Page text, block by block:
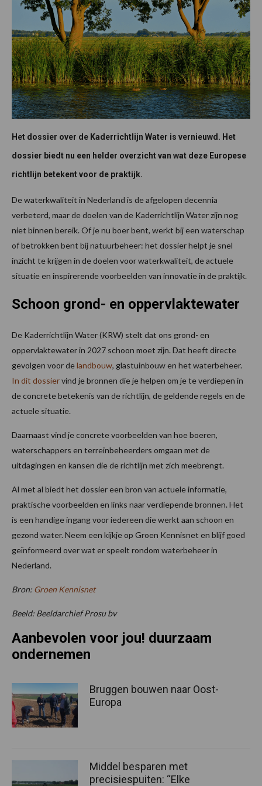
Het dossier over de Kaderrichtlijn Water is vernieuwd. Het
dossier biedt nu een helder overzicht van wat deze Europese
richtlijn betekent voor de praktijk.
De waterkwaliteit in Nederland is de afgelopen decennia
verbeterd, maar de doelen van de Kaderrichtlijn Water zijn nog
niet binnen bereik. Of je nu boer bent, werkt bij een waterschap
of betrokken bent bij natuurbeheer: het dossier helpt je snel
inzicht te krijgen in de doelen voor waterkwaliteit, de actuele
situatie en inspirerende voorbeelden van innovatie in de praktijk.
Schoon grond- en oppervlaktewater
De Kaderrichtlijn Water (KRW) stelt dat ons grond- en
oppervlaktewater in 2027 schoon moet zijn. Dat heeft directe
gevolgen voor delandbouw, glastuinbouw en het waterbeheer.
In dit dossiervind je bronnen die je helpen om je te verdiepen in
de concrete betekenis van de richtlijn, de geldende regels en de
actuele situatie.
Daarnaast vind je concrete voorbeelden van hoe boeren,
waterschappers en terreinbeheerders omgaan met de
uitdagingen en kansen die de richtlijn met zich meebrengt.
Al met al biedt het dossier een bron van actuele informatie,
praktische voorbeelden en links naar verdiepende bronnen. Het
is een handige ingang voor iedereen die werkt aan schoon en
gezond water. Neem een kijkje op Groen Kennisnet en blijf goed
geïnformeerd over wat er speelt rondom waterbeheer in
Nederland.
Bron: Groen Kennisnet
Beeld: Beeldarchief Prosu bv
Aanbevolen voor jou! duurzaam
ondernemen
Bruggen bouwen naar Oost-
Europa
Middel besparen met
precisiespuiten: “Elke